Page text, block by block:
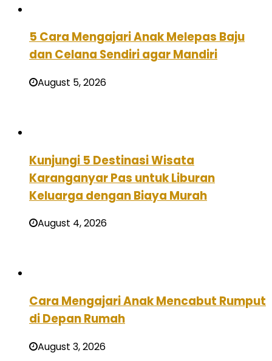
5 Cara Mengajari Anak Melepas Baju
dan Celana Sendiri agar Mandiri
August 5, 2026
Kunjungi 5 Destinasi Wisata
Karanganyar Pas untuk Liburan
Keluarga dengan Biaya Murah
August 4, 2026
Cara Mengajari Anak Mencabut Rumput
di Depan Rumah
August 3, 2026